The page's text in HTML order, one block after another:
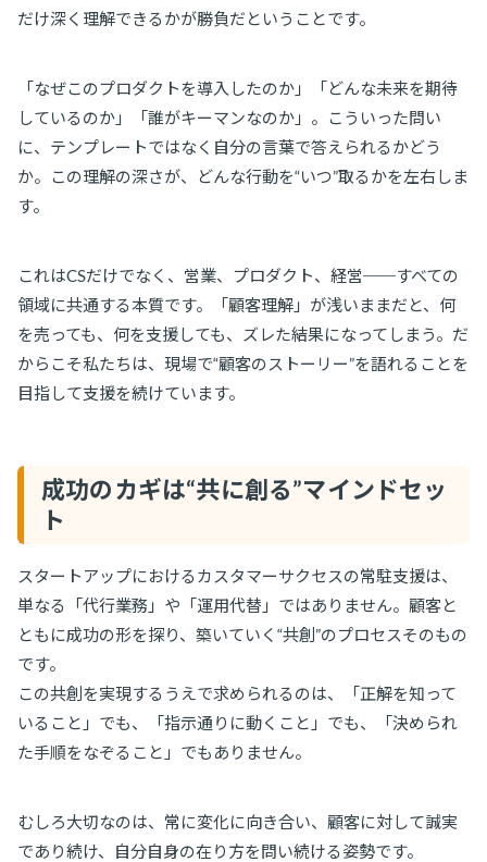
だけ深く理解できるかが勝負だということです。
「なぜこのプロダクトを導入したのか」「どんな未来を期待
しているのか」「誰がキーマンなのか」。こういった問い
に、テンプレートではなく自分の言葉で答えられるかどう
か。この理解の深さが、どんな行動を“いつ”取るかを左右しま
す。
これはCSだけでなく、営業、プロダクト、経営──すべての
領域に共通する本質です。「顧客理解」が浅いままだと、何
を売っても、何を支援しても、ズレた結果になってしまう。だ
からこそ私たちは、現場で“顧客のストーリー”を語れることを
目指して支援を続けています。
成功のカギは“共に創る”マインドセッ
ト
スタートアップにおけるカスタマーサクセスの常駐支援は、
単なる「代行業務」や「運用代替」ではありません。顧客と
ともに成功の形を探り、築いていく“共創”のプロセスそのもの
です。
この共創を実現するうえで求められるのは、「正解を知って
いること」でも、「指示通りに動くこと」でも、「決められ
た手順をなぞること」でもありません。
むしろ大切なのは、常に変化に向き合い、顧客に対して誠実
であり続け、自分自身の在り方を問い続ける姿勢です。